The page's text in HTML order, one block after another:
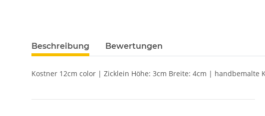
Beschreibung Bewertungen
Kostner 12cm color | Zicklein Höhe: 3cm Breite: 4cm |